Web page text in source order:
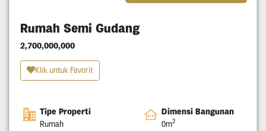
Rumah Semi Gudang
2,700,000,000
Klik untuk Favorit
Tipe Properti
Rumah
Dimensi Bangunan
0m2